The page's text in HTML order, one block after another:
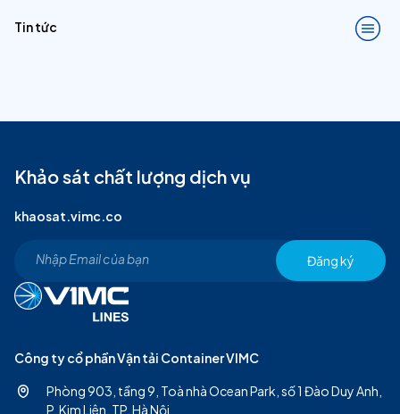
Tin tức
Công ty cổ phần Vận tải Container VIMC
Phòng 903, tầng 9, Toà nhà Ocean Park, số 1 Đào Duy Anh,
P. Kim Liên, TP. Hà Nội
Khảo sát chất lượng dịch vụ
khaosat.vimc.co
Đăng ký